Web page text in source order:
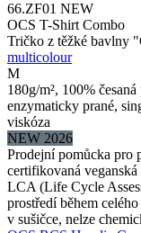
66.ZF01 NEW
OCS T-Shirt Combo
Tričko z těžké bavlny
multicolour
M
180g/m², 100%
enzymaticky prané,
viskóza
NEW 2026
Prodejní pomůcka pro
certifikovaná
LCA (Life Cycle
prostředí během
v sušičce, nelze